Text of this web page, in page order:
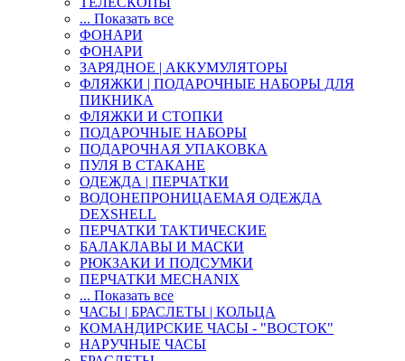
... Показать все
ФОНАРИ
ФОНАРИ
ЗАРЯДНОЕ | АККУМУЛЯТОРЫ
ФЛЯЖКИ | ПОДАРОЧНЫЕ НАБОРЫ ДЛЯ
ПИКНИКА
ФЛЯЖКИ И СТОПКИ
ПОДАРОЧНЫЕ НАБОРЫ
ПОДАРОЧНАЯ УПАКОВКА
ПУЛЯ В СТАКАНЕ
ОДЕЖДА | ПЕРЧАТКИ
ВОДОНЕПРОНИЦАЕМАЯ ОДЕЖДА
DEXSHELL
ПЕРЧАТКИ ТАКТИЧЕСКИЕ
БАЛАКЛАВЫ И МАСКИ
РЮКЗАКИ И ПОДСУМКИ
ПЕРЧАТКИ MECHANIX
... Показать все
ЧАСЫ | БРАСЛЕТЫ | КОЛЬЦА
КОМАНДИРСКИЕ ЧАСЫ - "ВОСТОК"
НАРУЧНЫЕ ЧАСЫ